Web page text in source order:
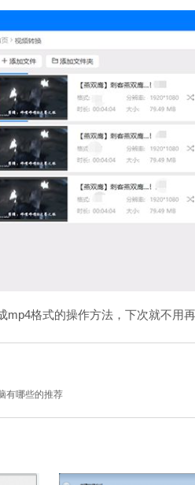
格式的操作方法，下次就不用
有哪些的推荐